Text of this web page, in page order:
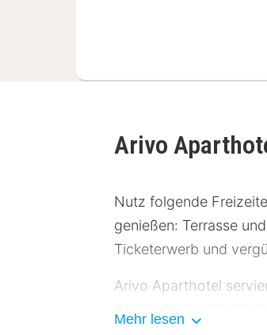
Arivo
Nutz folgende
genießen: Terrasse
Ticketerwerb und
Arivo Aparthotel
Mehr lesen